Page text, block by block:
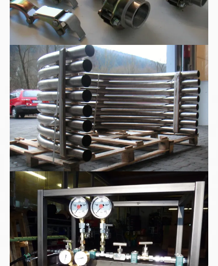
Edelstahl-180°-Rohrbogen
High pressure Test Kit